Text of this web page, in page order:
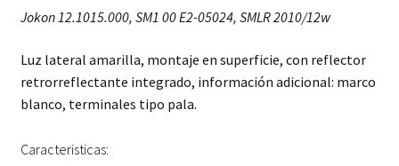
Jokon 12.1015.000, SM1 00 E2-05024, SMLR 2010/12w
Luz lateral amarilla, montaje en superficie, con reflector
retrorreflectante integrado, información adicional: marco
blanco, terminales tipo pala.
Caracteristicas: